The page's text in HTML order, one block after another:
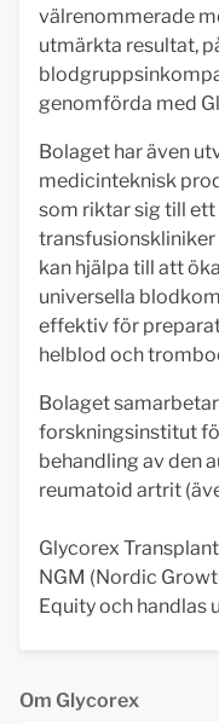
välrenommerade
utmärkta resultat,
genomförda med
Bolaget har även
medicinteknisk
som riktar sig till
kan hjälpa till att
universella
effektiv för
helblod och
Bolaget
forskningsinstitut
behandling av den
reumatoid artrit
Glycorex
NGM (Nordic
Equity och handlas
Om Glycorex